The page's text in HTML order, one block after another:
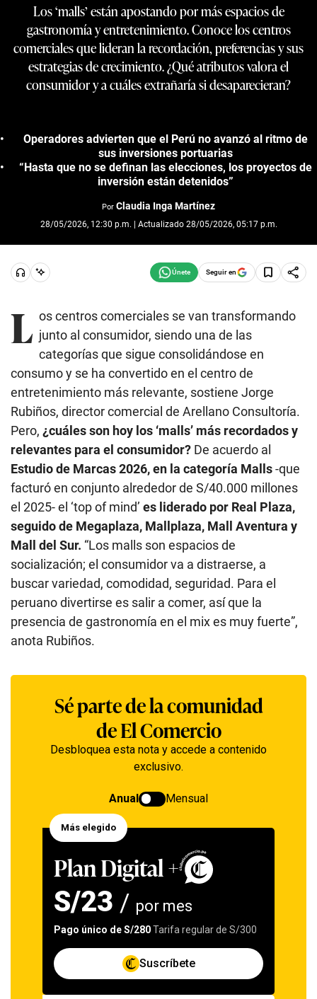
Los ‘malls’ están apostando por más espacios de
gastronomía y entretenimiento. Conoce los centros
comerciales que lideran la recordación, preferencias y sus
estrategias de crecimiento. ¿Qué atributos valora el
consumidor y a cuáles extrañaría si desaparecieran?
Operadores advierten que el Perú no avanzó al ritmo de
sus inversiones portuarias
“Hasta que no se definan las elecciones, los proyectos de
inversión están detenidos”
Por Claudia Inga Martínez
28/05/2026, 12:30 p.m. | Actualizado 28/05/2026, 05:17 p.m.
Seguir en
L os centros comerciales se van transformando
junto al consumidor, siendo una de las
categorías que sigue consolidándose en
consumo y se ha convertido en el centro de
entretenimiento más relevante, sostiene Jorge
Rubiños, director comercial de Arellano Consultoría.
Pero, ¿cuáles son hoy los ‘malls’ más recordados y
relevantes para el consumidor? De acuerdo al
Estudio de Marcas 2026, en la categoría Malls-que
facturó en conjunto alrededor de S/40.000 millones
el 2025- el ‘top of mind’ es liderado por Real Plaza,
seguido de Megaplaza, Mallplaza, Mall Aventura y
Mall del Sur. “Los malls son espacios de
socialización; el consumidor va a distraerse, a
buscar variedad, comodidad, seguridad. Para el
peruano divertirse es salir a comer, así que la
presencia de gastronomía en el mix es muy fuerte”,
anota Rubiños.